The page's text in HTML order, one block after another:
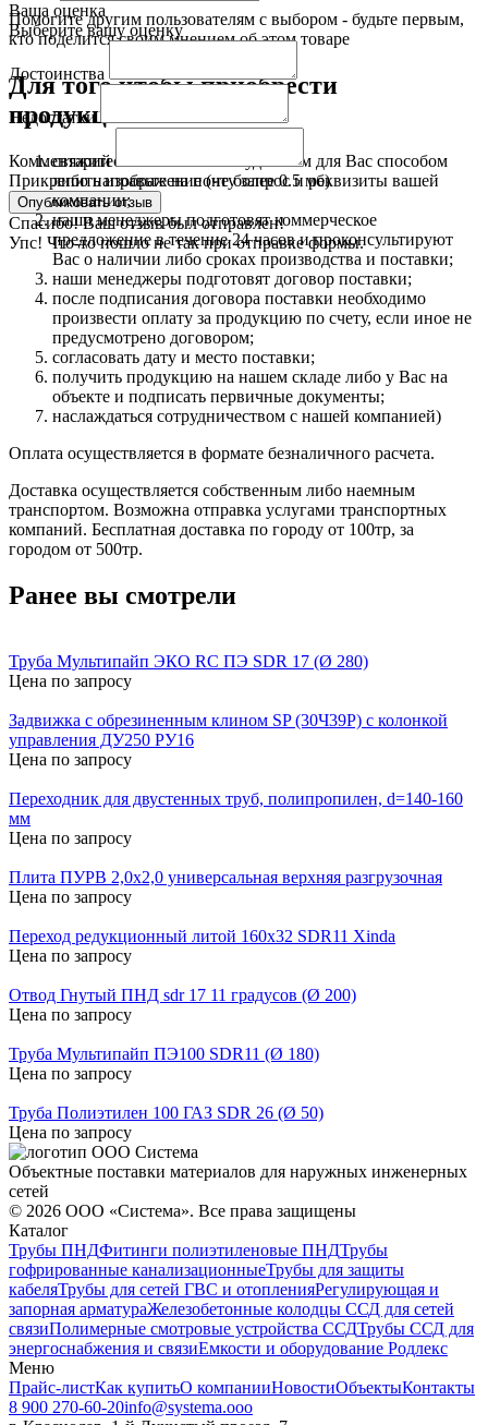
Ваша оценка
Выберите вашу оценку
Достоинства
Недостатки
Комментарий
Прикрепить изображение (не более 0.5 мб)
Спасибо! Ваш отзыв был отправлен!
Упс! Что-то пошло не так при отправке формы.
Помогите другим пользователям с выбором - будьте первым,
кто поделится своим мнением об этом товаре
Для того чтобы приобрести
продукцию:
свяжитесь с нами любым удобным для Вас способом
либо направьте на почту запрос и реквизиты вашей
компании;
наши менеджеры подготовят коммерческое
предложение в течение 24 часов и проконсультируют
Вас о наличии либо сроках производства и поставки;
наши менеджеры подготовят договор поставки;
после подписания договора поставки необходимо
произвести оплату за продукцию по счету, если иное не
предусмотрено договором;
согласовать дату и место поставки;
получить продукцию на нашем складе либо у Вас на
объекте и подписать первичные документы;
наслаждаться сотрудничеством с нашей компанией)
Оплата осуществляется в формате безналичного расчета.
Доставка осуществляется собственным либо наемным
транспортом. Возможна отправка услугами транспортных
компаний. Бесплатная доставка по городу от 100тр, за
городом от 500тр.
Ранее вы смотрели
Труба Мультипайп ЭКО RC ПЭ SDR 17 (Ø 280)
Цена по запросу
Задвижка с обрезиненным клином SP (30Ч39Р) с колонкой
управления ДУ250 РУ16
Цена по запросу
Переходник для двустенных труб, полипропилен, d=140-160
мм
Цена по запросу
Плита ПУРВ 2,0х2,0 универсальная верхняя разгрузочная
Цена по запросу
Переход редукционный литой 160х32 SDR11 Xinda
Цена по запросу
Отвод Гнутый ПНД sdr 17 11 градусов (Ø 200)
Цена по запросу
Труба Мультипайп ПЭ100 SDR11 (Ø 180)
Цена по запросу
Труба Полиэтилен 100 ГАЗ SDR 26 (Ø 50)
Цена по запросу
Объектные поставки материалов для наружных инженерных
сетей
© 2026 ООО «Система». Все права защищены
Каталог
Трубы ПНДФитинги полиэтиленовые ПНДТрубы
гофрированные канализационныеТрубы для защиты
кабеляТрубы для сетей ГВС и отопленияРегулирующая и
запорная арматураЖелезобетонные колодцы ССД для сетей
связиПолимерные смотровые устройства ССДТрубы ССД для
энергоснабжения и связиЕмкости и оборудование Родлекс
Меню
Прайс-листКак купитьО компанииНовостиОбъектыКонтакты
8 900 270-60-20info@systema.ooo